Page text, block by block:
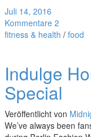
Juli 14, 2016
Kommentare 2
fitness & health / food
Indulge
Special
Veröffentlicht von
We’ve always been